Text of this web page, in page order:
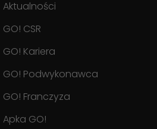
Aktualności
GO! CSR
GO! Kariera
GO! Podwykonawca
GO! Franczyza
Apka GO!